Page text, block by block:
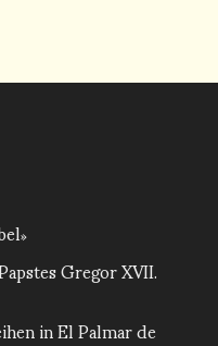
Gregor XVII.
in El Palmar de